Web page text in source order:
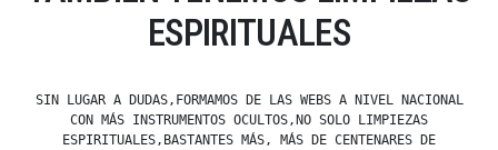
ESPIRITUALES
SIN LUGAR A DUDAS,FORMAMOS DE LAS WEBS A NIVEL NACIONAL
CON MÁS INSTRUMENTOS OCULTOS,NO SOLO LIMPIEZAS
ESPIRITUALES,BASTANTES MÁS, MÁS DE CENTENARES DE